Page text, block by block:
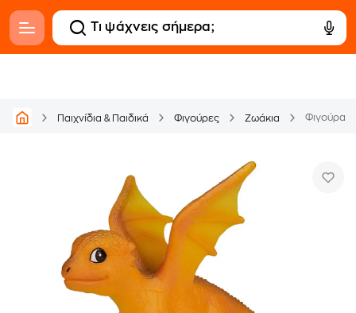
Παιχνίδια & Παιδικά Φιγούρες Ζωάκια Φιγούρα